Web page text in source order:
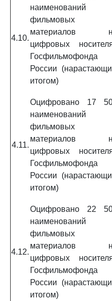
4.10.
наименований
фильмовых
материалов
цифровых
Госфильмофонда
России
итогом)
4.11.
Оцифровано 17
наименований
фильмовых
материалов
цифровых
Госфильмофонда
России
итогом)
4.12.
Оцифровано 22
наименований
фильмовых
материалов
цифровых
Госфильмофонда
России
итогом)